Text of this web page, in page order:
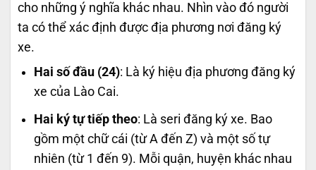
cho những ý nghĩa khác nhau. Nhìn vào đó người
ta có thể xác định được địa phương nơi đăng ký
xe.
Hai số đầu (24): Là ký hiệu địa phương đăng ký
xe của Lào Cai.
Hai ký tự tiếp theo: Là seri đăng ký xe. Bao
gồm một chữ cái (từ A đến Z) và một số tự
nhiên (từ 1 đến 9). Mỗi quận, huyện khác nhau